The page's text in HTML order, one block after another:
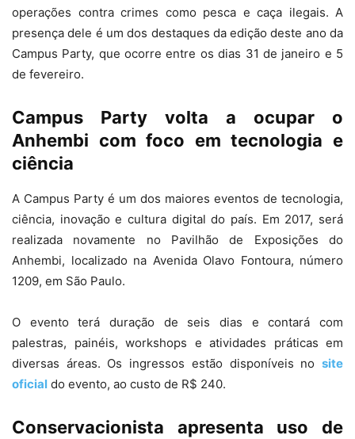
operações contra crimes como pesca e caça ilegais. A
presença dele é um dos destaques da edição deste ano da
Campus Party, que ocorre entre os dias 31 de janeiro e 5
de fevereiro.
Campus Party volta a ocupar o
Anhembi com foco em tecnologia e
ciência
A Campus Party é um dos maiores eventos de tecnologia,
ciência, inovação e cultura digital do país. Em 2017, será
realizada novamente no Pavilhão de Exposições do
Anhembi, localizado na Avenida Olavo Fontoura, número
1209, em São Paulo.
O evento terá duração de seis dias e contará com
palestras, painéis, workshops e atividades práticas em
diversas áreas. Os ingressos estão disponíveis no site
oficial do evento, ao custo de R$ 240.
Conservacionista apresenta uso de